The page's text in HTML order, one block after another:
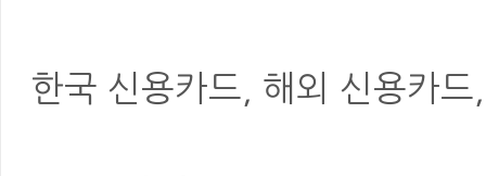
한국 신용카드, 해외 신용카